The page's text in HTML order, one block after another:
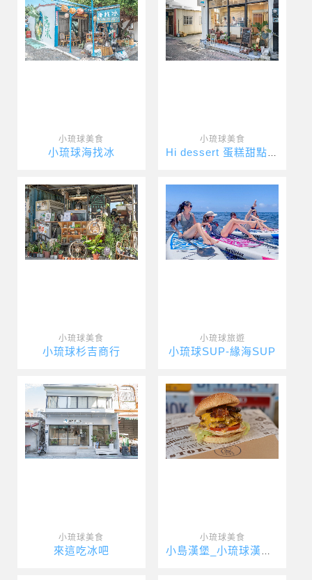
小琉球美食
小琉球海找冰
小琉球美食
小琉球美食
小琉球杉吉商行
小琉球旅遊
小琉球SUP-緣海SUP
小琉球美食
來這吃冰吧
小琉球美食